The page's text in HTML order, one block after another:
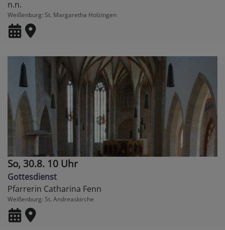
n.n.
Weißenburg St. Margaretha Holzingen
So, 30.8. 10 Uhr
Gottesdienst
Pfarrerin Catharina Fenn
Weißenburg St. Andreaskirche